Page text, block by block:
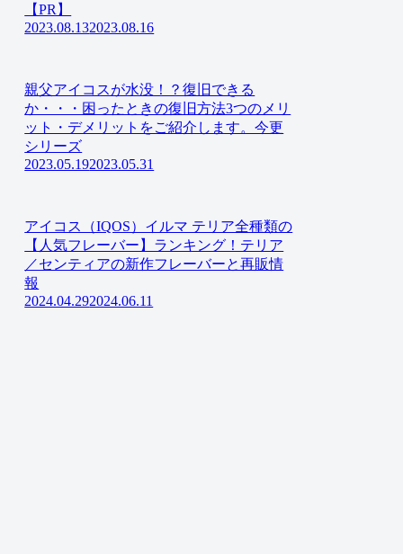
【PR】
2023.08.132023.08.16
親父アイコスが水没！？復旧できる
か・・・困ったときの復旧方法3つのメリ
ット・デメリットをご紹介します。今更
シリーズ
2023.05.192023.05.31
アイコス（IQOS）イルマ テリア全種類の
【人気フレーバー】ランキング！テリア
／センティアの新作フレーバーと再販情
報
2024.04.292024.06.11